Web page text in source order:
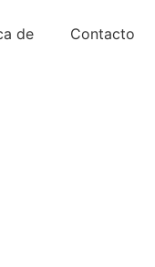
de Contacto